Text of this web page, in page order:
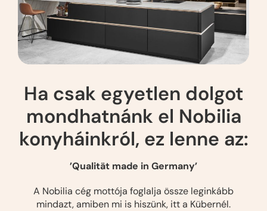
Ha csak egyetlen dolgot
mondhatnánk el Nobilia
konyháinkról, ez lenne az:
’Qualität made in Germany’
A Nobilia cég mottója foglalja össze leginkább
mindazt, amiben mi is hiszünk, itt a Kübernél.